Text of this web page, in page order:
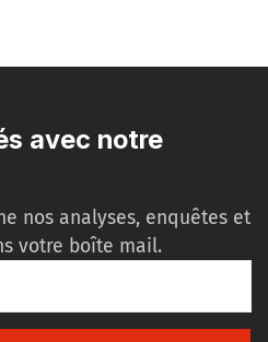
avec notre
nos analyses, enquêtes et
votre boîte mail.